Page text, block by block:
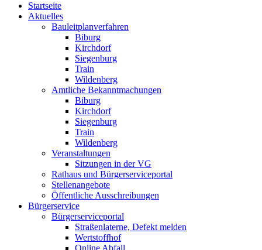
Startseite
Aktuelles
Bauleitplanverfahren
Biburg
Kirchdorf
Siegenburg
Train
Wildenberg
Amtliche Bekanntmachungen
Biburg
Kirchdorf
Siegenburg
Train
Wildenberg
Veranstaltungen
Sitzungen in der VG
Rathaus und Bürgerserviceportal
Stellenangebote
Öffentliche Ausschreibungen
Bürgerservice
Bürgerserviceportal
Straßenlaterne, Defekt melden
Wertstoffhof
Online Abfall